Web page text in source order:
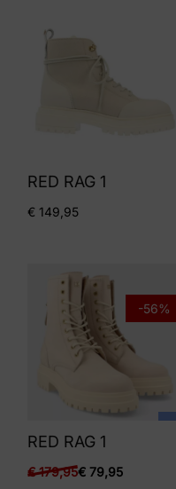
RED RAG 1
€ 149,95
-56%
RED RAG 1
€179,95€ 79,95